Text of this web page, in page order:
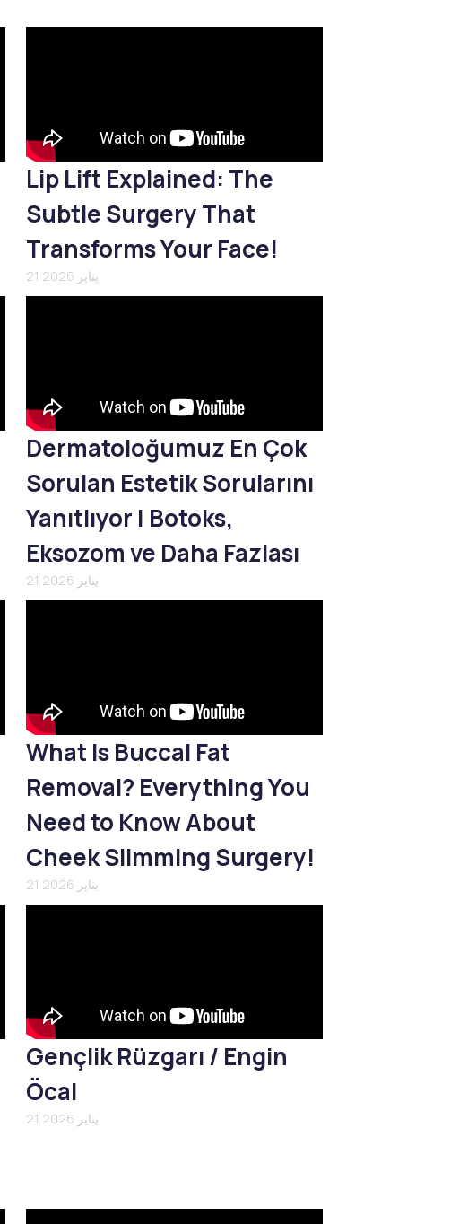
Lip Lift Explained: The
Subtle Surgery That
Transforms Your Face!
21 يناير 2026
Dermatoloğumuz En Çok
Sorulan Estetik Sorularını
Yanıtlıyor | Botoks,
Eksozom ve Daha Fazlası
21 يناير 2026
What Is Buccal Fat
Removal? Everything You
Need to Know About
Cheek Slimming Surgery!
21 يناير 2026
Gençlik Rüzgarı / Engin
Öcal
21 يناير 2026